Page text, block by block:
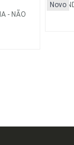
- NÃO
Novo